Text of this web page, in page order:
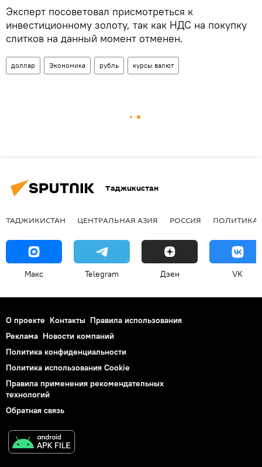
Эксперт посоветовал присмотреться к
инвестиционному золоту, так как НДС на покупку
слитков на данный момент отменен.
доллар Экономика рубль курсы валют
Таджикистан
ТАДЖИКИСТАН ЦЕНТРАЛЬНАЯ АЗИЯ РОССИЯ ПОЛИТИКА
Макс Telegram Дзен VK
О проекте Контакты Правила использования
Реклама Новости компаний
Политика конфиденциальности
Политика использования Cookie
Правила применения рекомендательных
технологий
Обратная связь